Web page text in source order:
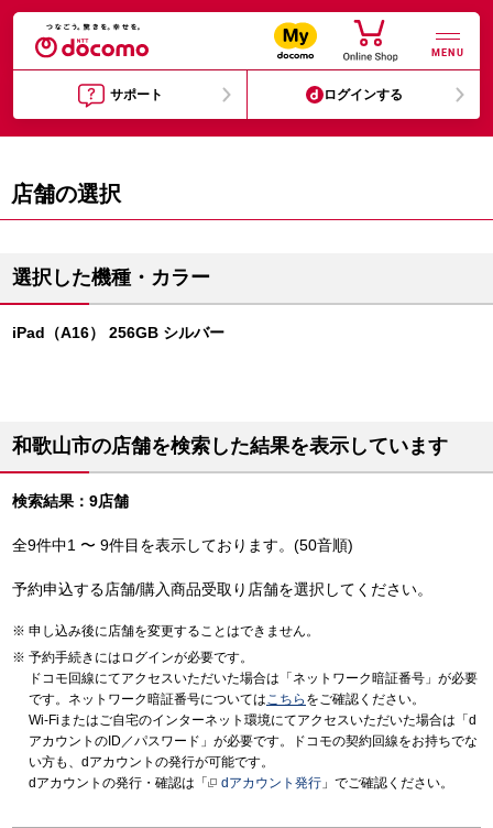
MENU
サポート ログインする
店舗の選択
選択した機種・カラー
iPad（A16） 256GB シルバー
和歌山市の店舗を検索した結果を表示しています
検索結果：9店舗
全9件中1 〜 9件目を表示しております。(50音順)
予約申込する店舗/購入商品受取り店舗を選択してください。
申し込み後に店舗を変更することはできません。
予約手続きにはログインが必要です。
ドコモ回線にてアクセスいただいた場合は「ネットワーク暗証番号」が必要
です。ネットワーク暗証番号についてはこちら をご確認ください。
Wi-Fiまたはご自宅のインターネット環境にてアクセスいただいた場合は「d
アカウントのID／パスワード」が必要です。ドコモの契約回線をお持ちでな
い方も、dアカウントの発行が可能です。
dアカウントの発行・確認は「
dアカウント発行 」でご確認ください。